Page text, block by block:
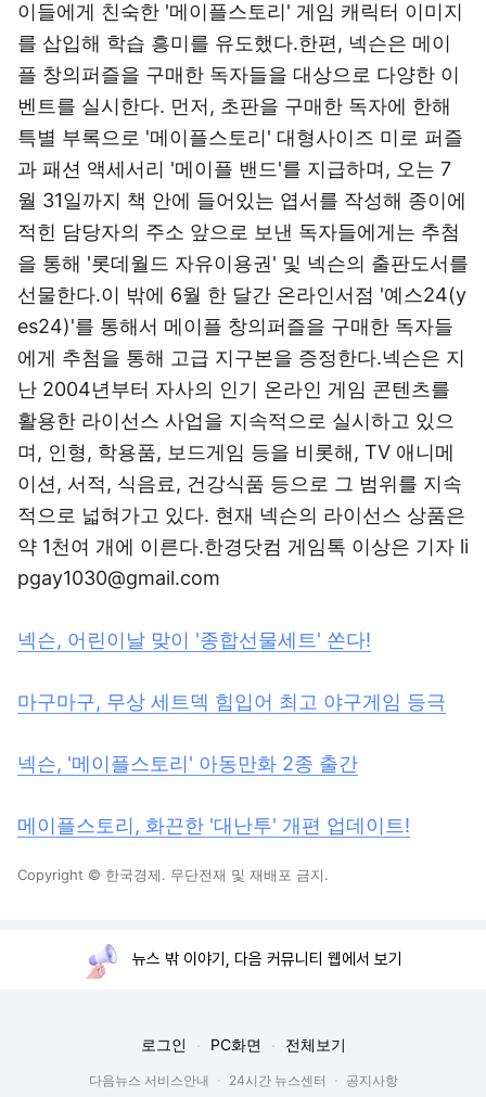
이들에게 친숙한 '메이플스토리' 게임 캐릭터 이미지
를 삽입해 학습 흥미를 유도했다.한편, 넥슨은 메이
플 창의퍼즐을 구매한 독자들을 대상으로 다양한 이
벤트를 실시한다. 먼저, 초판을 구매한 독자에 한해
특별 부록으로 '메이플스토리' 대형사이즈 미로 퍼즐
과 패션 액세서리 '메이플 밴드'를 지급하며, 오는 7
월 31일까지 책 안에 들어있는 엽서를 작성해 종이에
적힌 담당자의 주소 앞으로 보낸 독자들에게는 추첨
을 통해 '롯데월드 자유이용권' 및 넥슨의 출판도서를
선물한다.이 밖에 6월 한 달간 온라인서점 '예스24(y
es24)'를 통해서 메이플 창의퍼즐을 구매한 독자들
에게 추첨을 통해 고급 지구본을 증정한다.넥슨은 지
난 2004년부터 자사의 인기 온라인 게임 콘텐츠를
활용한 라이선스 사업을 지속적으로 실시하고 있으
며, 인형, 학용품, 보드게임 등을 비롯해, TV 애니메
이션, 서적, 식음료, 건강식품 등으로 그 범위를 지속
적으로 넓혀가고 있다. 현재 넥슨의 라이선스 상품은
약 1천여 개에 이른다.한경닷컴 게임톡 이상은 기자 li
pgay1030@gmail.com
넥슨, 어린이날 맞이 '종합선물세트' 쏜다!
마구마구, 무상 세트덱 힘입어 최고 야구게임 등극
넥슨, '메이플스토리' 아동만화 2종 출간
메이플스토리, 화끈한 '대난투' 개편 업데이트!
Copyright © 한국경제. 무단전재 및 재배포 금지.
뉴스 밖 이야기, 다음 커뮤니티 웹에서 보기
로그인 PC화면 전체보기
다음뉴스 서비스안내 24시간 뉴스센터
공지사항